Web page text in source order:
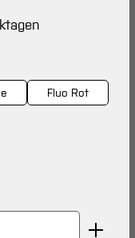
Fluo Rot
Wert ein